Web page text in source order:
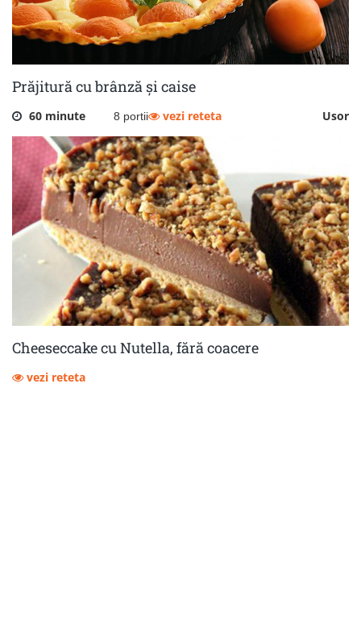
Prăjitură cu brânză și caise
60 minute 8 portii Usor
vezi reteta
Cheeseccake cu Nutella, fără coacere
vezi reteta